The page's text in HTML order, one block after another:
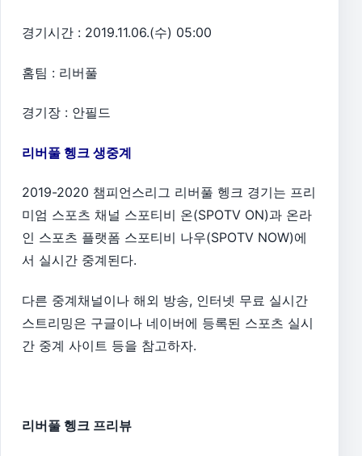
경기시간 : 2019.11.06.(수) 05:00
홈팀 : 리버풀
경기장 : 안필드
리버풀 헹크 생중계
2019-2020 챔피언스리그 리버풀 헹크 경기는 프리
미엄 스포츠 채널 스포티비 온(SPOTV ON)과 온라
인 스포츠 플랫폼 스포티비 나우(SPOTV NOW)에
서 실시간 중계된다.
다른 중계채널이나 해외 방송, 인터넷 무료 실시간
스트리밍은 구글이나 네이버에 등록된 스포츠 실시
간 중계 사이트 등을 참고하자.
리버풀 헹크 프리뷰